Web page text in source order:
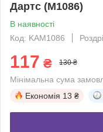
Дартс (M1086)
В наявності
Код: KAM1086
117 ₴ 130 ₴
Мінімальна сума
Економія 13 ₴